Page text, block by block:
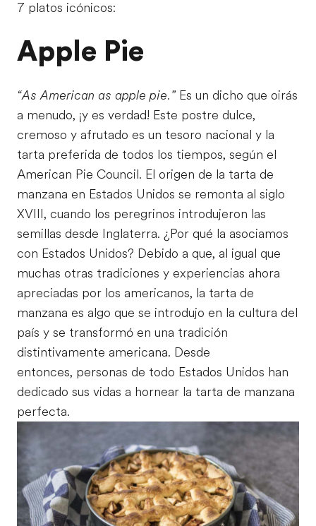
7 platos icónicos:
Apple Pie
“As American as apple pie.”Es un dicho que oirás
a menudo, ¡y es verdad! Este postre dulce,
cremoso y afrutado es un tesoro nacional y la
tarta preferida de todos los tiempos, según el
American Pie Council. El origen de la tarta de
manzana en Estados Unidos se remonta al siglo
XVIII, cuando los peregrinos introdujeron las
semillas desde Inglaterra. ¿Por qué la asociamos
con Estados Unidos? Debido a que, al igual que
muchas otras tradiciones y experiencias ahora
apreciadas por los americanos, la tarta de
manzana es algo que se introdujo en la cultura del
país y se transformó en una tradición
distintivamente americana. Desde
entonces, personas de todo Estados Unidos han
dedicado sus vidas a hornear la tarta de manzana
perfecta.